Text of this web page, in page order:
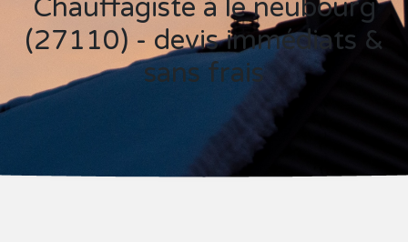
Chauffagiste à le neubourg
(27110) - devis immédiats &
sans frais